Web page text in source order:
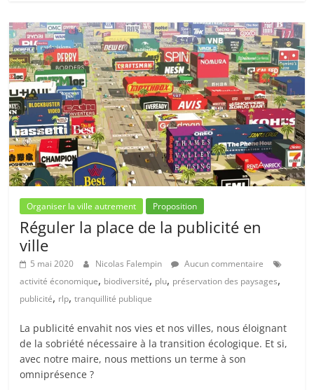
Organiser la ville autrement Proposition
Réguler la place de la publicité en
ville
5 mai 2020 Nicolas Falempin
Aucun commentaire
activité économique, biodiversité, plu, préservation des paysages,
publicité, rlp,tranquillité publique
La publicité envahit nos vies et nos villes, nous éloignant
de la sobriété nécessaire à la transition écologique. Et si,
avec notre maire, nous mettions un terme à son
omniprésence ?